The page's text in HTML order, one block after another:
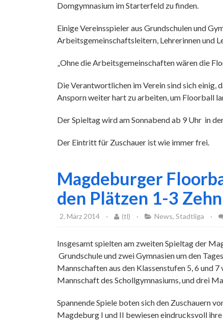
Domgymnasium im Starterfeld zu finden.
Einige Vereinsspieler aus Grundschulen und
Arbeitsgemeinschaftsleitern, Lehrerinnen und
„Ohne die Arbeitsgemeinschaften wären die
Die Verantwortlichen im Verein sind sich einig,
Ansporn weiter hart zu arbeiten, um Floorball
Der Spieltag wird am Sonnabend ab 9 Uhr in
Der Eintritt für Zuschauer ist wie immer frei.
Magdeburger
den Plätzen 1-3
2. März 2014 · (tl) · News, Stadtliga ·
Insgesamt spielten am zweiten Spieltag der
Grundschule und zwei Gymnasien um den
Mannschaften aus den Klassenstufen 5, 6 und
Mannschaft des Schollgymnasiums, und drei
Spannende Spiele boten sich den Zuschauern
Magdeburg I und II bewiesen eindrucksvoll